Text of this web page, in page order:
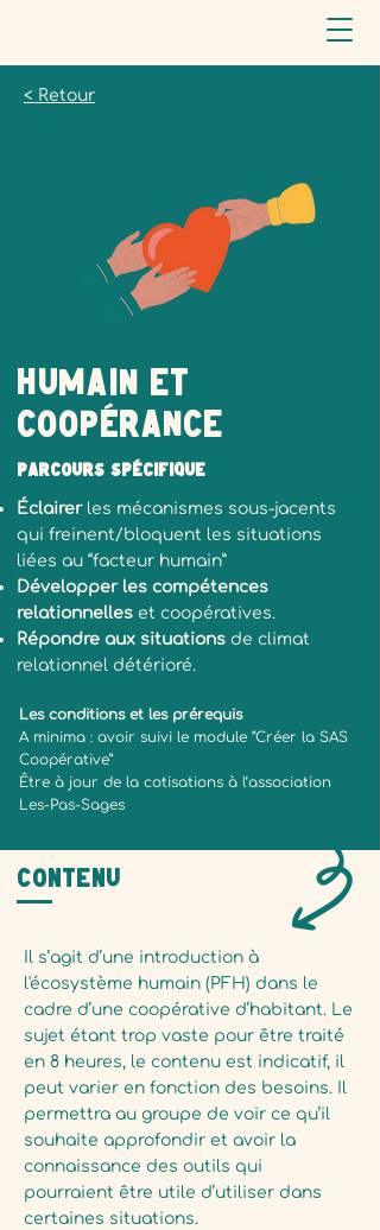
< Retour
Humain et
coopérance
Parcours spécifique
Éclairerles mécanismes sous-jacents
qui freinent/bloquent les situations
liées au “facteur humain”
Développer les compétences
relationnelles et coopératives.
Répondre aux situations de climat
relationnel détérioré.
Les conditions et les prérequis
A minima : avoir suivi le module “Créer la SAS
Coopérative”
Être à jour de la cotisations à l’association
Les-Pas-Sages
Contenu
Il s’agit d’une introduction à
l'écosystème humain (PFH) dans le
cadre d’une coopérative d’habitant. Le
sujet étant trop vaste pour être traité
en 8 heures, le contenu est indicatif, il
peut varier en fonction des besoins. Il
permettra au groupe de voir ce qu’il
souhaite approfondir et avoir la
connaissance des outils qui
pourraient être utile d’utiliser dans
certaines situations.